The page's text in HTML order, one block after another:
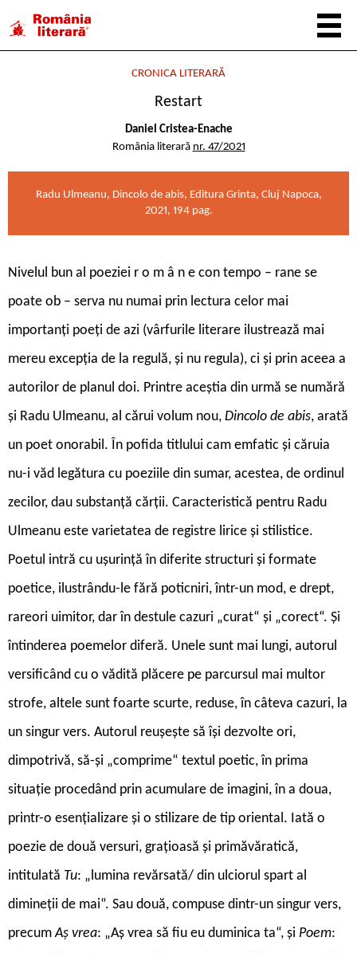
CRONICA LITERARĂ
Restart
Daniel Cristea-Enache
România literară nr. 47/2021
Radu Ulmeanu, Dincolo de abis, Editura Grinta, Cluj Napoca,
2021, 194 pag.
Nivelul bun al poeziei r o m â n e con tempo – rane se
poate ob – serva nu numai prin lectura celor mai
importanți poeți de azi (vârfurile literare ilustrează mai
mereu excepția de la regulă, și nu regula), ci și prin aceea a
autorilor de planul doi. Printre aceștia din urmă se numără
și Radu Ulmeanu, al cărui volum nou, Dincolo de abis, arată
un poet onorabil. În pofida titlului cam emfatic și căruia
nu-i văd legătura cu poeziile din sumar, acestea, de ordinul
zecilor, dau substanță cărții. Caracteristică pentru Radu
Ulmeanu este varietatea de registre lirice și stilistice.
Poetul intră cu ușurință în diferite structuri și formate
poetice, ilustrându-le fără poticniri, într-un mod, e drept,
rareori uimitor, dar în destule cazuri „curat“ și „corect“. Și
întinderea poemelor diferă. Unele sunt mai lungi, autorul
versificând cu o vădită plăcere pe parcursul mai multor
strofe, altele sunt foarte scurte, reduse, în câteva cazuri, la
un singur vers. Autorul reușește să își dezvolte ori,
dimpotrivă, să-și „comprime“ textul poetic, în prima
situație procedând prin acumulare de imagini, în a doua,
printr-o esențializare și o stilizare de tip oriental. Iată o
poezie de două versuri, grațioasă și primăvăratică,
intitulată Tu: „lumina revărsată/ din ulciorul spart al
dimineții de mai“. Sau două, compuse dintr-un singur vers,
precumAș vrea: „Aș vrea să fiu eu duminica ta“, și Poem: